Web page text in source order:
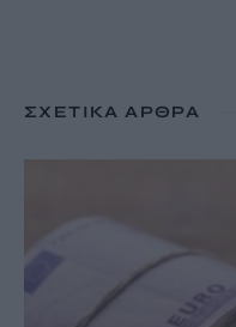
ΣΧΕΤΙΚΆ ΆΡΘΡΑ